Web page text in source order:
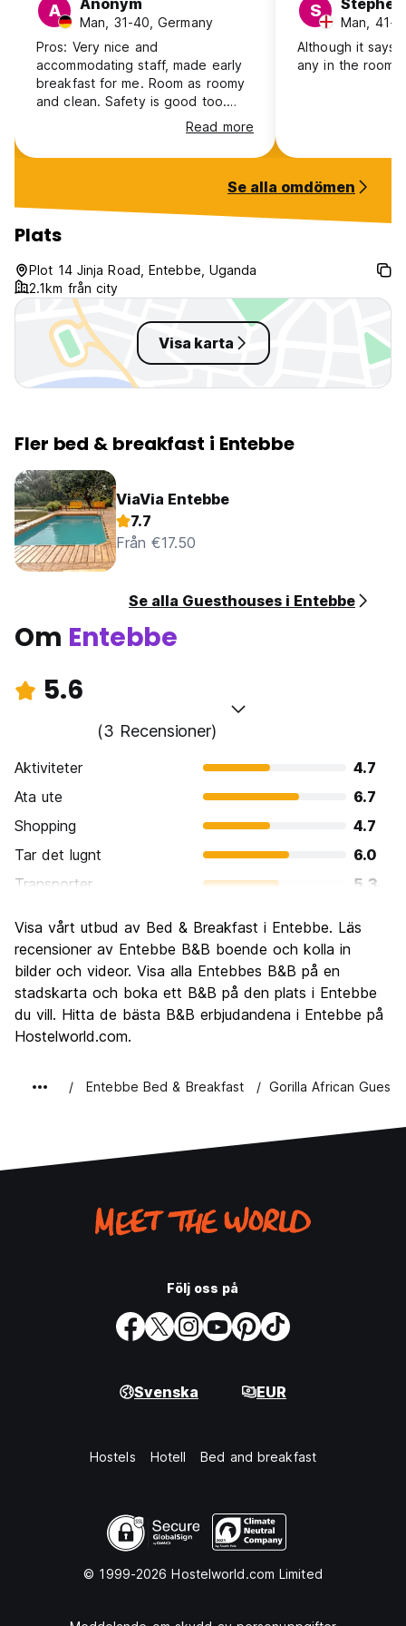
A Anonym
Man, 31-40, Germany
Pros: Very nice and
accommodating staff, made early
breakfast for me. Room as roomy
and clean. Safety is good too.
Cons: Okay for a short stay but
will not recommend for long stay.
Food is very overpriced, if you
transfer fee too, so you pay your
fee and theirs too. Terrible WiFi,
electricity was gone for 16 hours
(not their fault) but they don't
have any backup, you wait in the
dark no service for the client like
a lamp or generator.
Read more
S Stephen
Man, 41+,
Although it says
any in the room
Se alla omdömen
Plats
Plot 14 Jinja Road, Entebbe, Uganda
2.1km från city
Visa karta
Fler bed & breakfast i Entebbe
ViaVia Entebbe
7.7
Från €17.50
Se alla Guesthouses i Entebbe
Om Entebbe
5.6
(3 Recensioner)
Aktiviteter
4.7
Ata ute
6.7
Shopping
4.7
Tar det lugnt
6.0
Transporter
5.3
Kultur
Festa
Värde för pengarna
7.3
Visa vårt utbud av Bed & Breakfast i Entebbe. Läs
recensioner av Entebbe B&B boende och kolla in
bilder och videor. Visa alla Entebbes B&B på en
stadskarta och boka ett B&B på den plats i Entebbe
du vill. Hitta de bästa B&B erbjudandena i Entebbe på
Hostelworld.com.
Entebbe Bed & Breakfast Gorilla African Guest
Följ oss på
Svenska EUR
Hostels Hotell Bed and breakfast
© 1999-2026 Hostelworld.com Limited